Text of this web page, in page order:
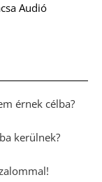
Audió
érnek célba?
kerülnek?